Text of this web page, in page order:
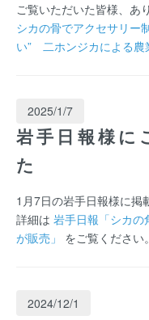
ご覧いただいた皆様、あ
シカの骨でアクセサリー
い” 二ホンジカによる
2025/1/7
岩手日報様に
た
1月7日の岩手日報様に掲
詳細は 岩手日報「シカ
が販売」
をご覧ください。
2024/12/1